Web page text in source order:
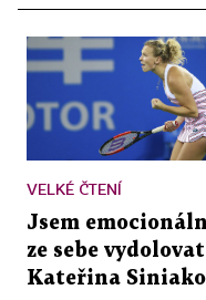
VELKÉ ČTENÍ
Jsem
ze sebe
Kateřina